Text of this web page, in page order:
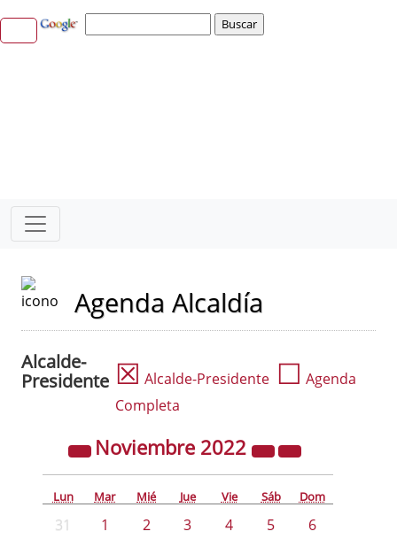
Agenda Alcaldía
Alcalde-
Presidente ☒ Alcalde-Presidente ☐ Agenda
Completa
Noviembre 2022
Lun Mar Mié Jue Vie Sáb Dom
31 1 2 3 4 5
6